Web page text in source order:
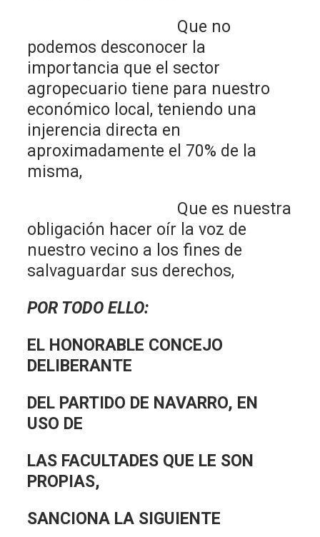
Que no
podemos desconocer la
importancia que el sector
agropecuario tiene para nuestro
económico local, teniendo una
injerencia directa en
aproximadamente el 70% de la
misma,
Que es nuestra
obligación hacer oír la voz de
nuestro vecino a los fines de
salvaguardar sus derechos,
POR TODO ELLO:
EL HONORABLE CONCEJO
DELIBERANTE
DEL PARTIDO DE NAVARRO, EN
USO DE
LAS FACULTADES QUE LE SON
PROPIAS,
SANCIONA LA SIGUIENTE